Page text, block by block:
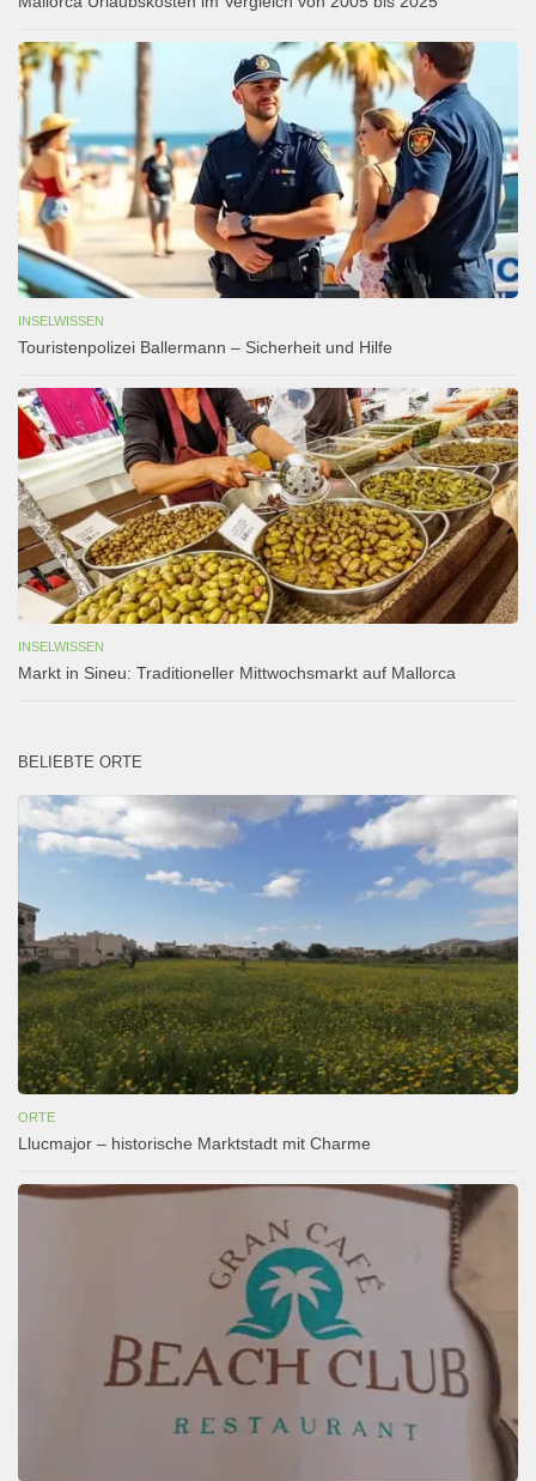
INSELWISSEN
Touristenpolizei Ballermann – Sicherheit und Hilfe
INSELWISSEN
Markt in Sineu: Traditioneller Mittwochsmarkt auf Mallorca
BELIEBTE ORTE
ORTE
Llucmajor – historische Marktstadt mit Charme